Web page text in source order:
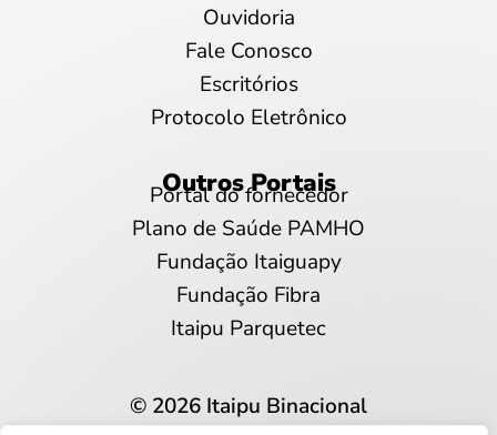
Ouvidoria
Fale Conosco
Escritórios
Protocolo Eletrônico
Outros Portais
Portal do fornecedor
Plano de Saúde PAMHO
Fundação Itaiguapy
Fundação Fibra
Itaipu Parquetec
© 2026 Itaipu Binacional